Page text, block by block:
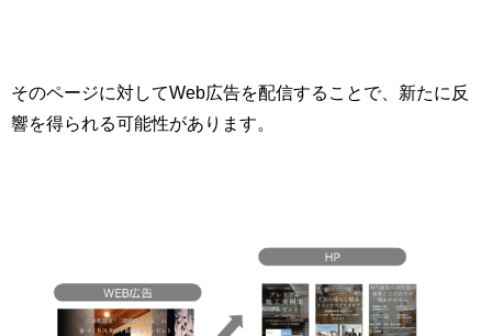
そのページに対してWeb広告を配信することで、新たに反
響を得られる可能性があります。